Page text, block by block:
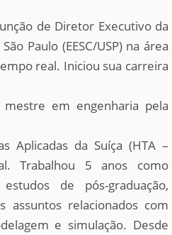
de Diretor Executivo da
Paulo (EESC/USP) na área
real. Iniciou sua carreira
em engenharia pela
Aplicadas da Suíça (HTA –
Trabalhou 5 anos como
de pós-graduação,
assuntos relacionados com
e simulação. Desde